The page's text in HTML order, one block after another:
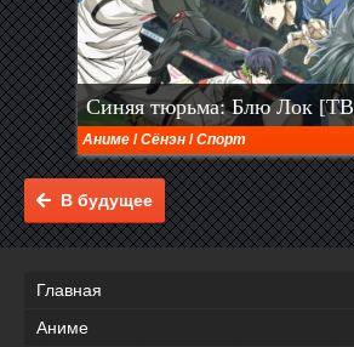
Синяя тюрьма: Блю Лок
Аниме /Сёнэн /Спорт
В будущее
Главная
Аниме